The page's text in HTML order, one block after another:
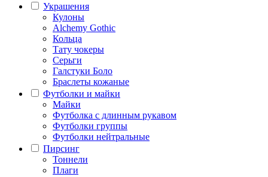
Украшения
Кулоны
Alchemy Gothic
Кольца
Тату чокеры
Серьги
Галстуки Боло
Браслеты кожаные
Футболки и майки
Майки
Футболка с длинным рукавом
Футболки группы
Футболки нейтральные
Пирсинг
Тоннели
Плаги